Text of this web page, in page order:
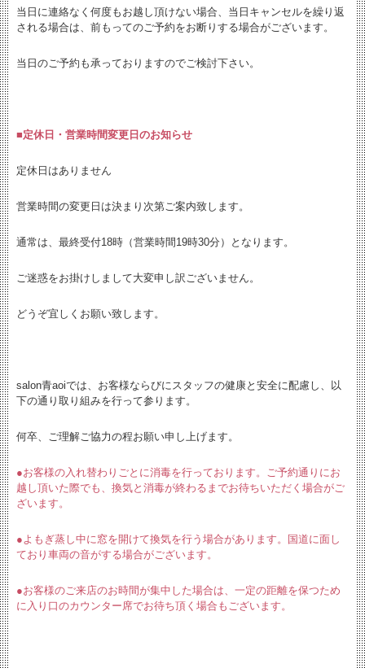
当日に連絡なく何度もお越し頂けない場合、当日キャンセルを繰り返
される場合は、前もってのご予約をお断りする場合がございます。
当日のご予約も承っておりますのでご検討下さい。
■定休日・営業時間変更日のお知らせ
定休日はありません
営業時間の変更日は決まり次第ご案内致します。
通常は、最終受付18時（営業時間19時30分）となります。
ご迷惑をお掛けしまして大変申し訳ございません。
どうぞ宜しくお願い致します。
salon青aoiでは、お客様ならびにスタッフの健康と安全に配慮し、以
下の通り取り組みを行って参ります。
何卒、ご理解ご協力の程お願い申し上げます。
●お客様の入れ替わりごとに消毒を行っております。ご予約通りにお
越し頂いた際でも、換気と消毒が終わるまでお待ちいただく場合がご
ざいます。
●よもぎ蒸し中に窓を開けて換気を行う場合があります。国道に面し
ており車両の音がする場合がございます。
●お客様のご来店のお時間が集中した場合は、一定の距離を保つため
に入り口のカウンター席でお待ち頂く場合もございます。